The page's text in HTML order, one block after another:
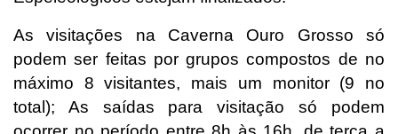
As visitações na Caverna Ouro Grosso só
podem ser feitas por grupos compostos de no
máximo 8 visitantes, mais um monitor (9 no
total); As saídas para visitação só podem